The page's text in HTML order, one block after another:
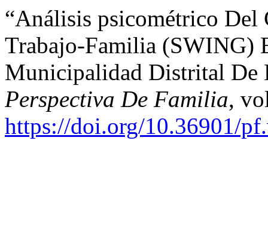
“Análisis psicométrico Del
Trabajo-Familia (SWING)
Municipalidad Distrital De
Perspectiva De Familia,
https://doi.org/10.36901/